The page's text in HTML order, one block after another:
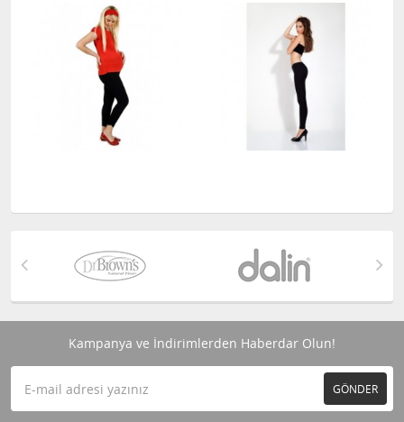
Kampanya ve İndirimlerden Haberdar Olun!
GÖNDER